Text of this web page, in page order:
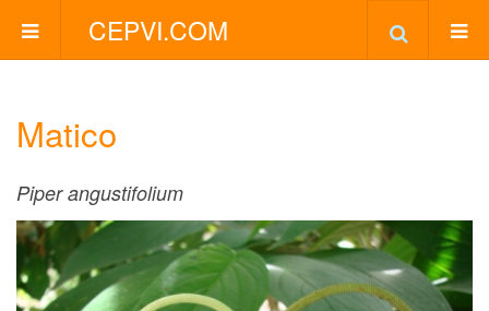
CEPVI.COM
Matico
Piper angustifolium